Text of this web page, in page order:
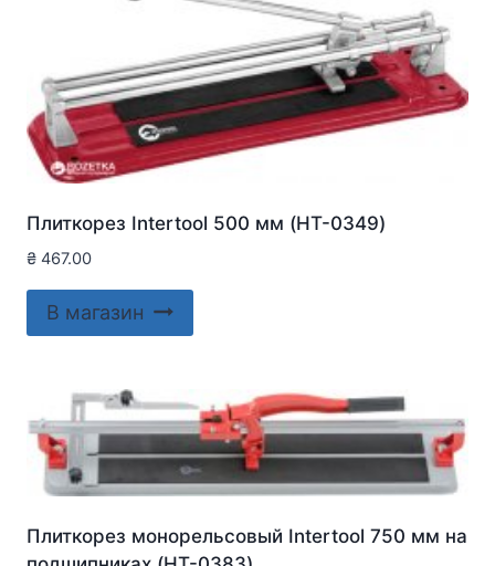
Плиткорез Intertool 500 мм (HT-0349)
₴ 467.00
В магазин
Плиткорез монорельсовый Intertool 750 мм на